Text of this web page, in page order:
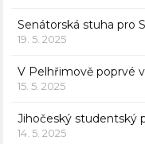
Senátorská stuha pro
19. 5. 2025
V Pelhřimově poprvé
15. 5. 2025
Jihočeský studentský
14. 5. 2025